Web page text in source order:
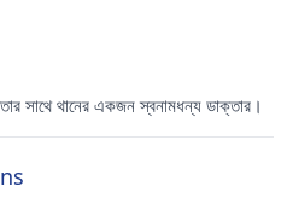
সাথে থানের একজন স্বনামধন্য ডাক্তার।